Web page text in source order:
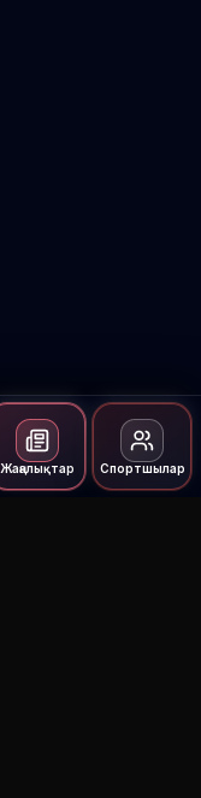
Жаңалықтар Спортшылар